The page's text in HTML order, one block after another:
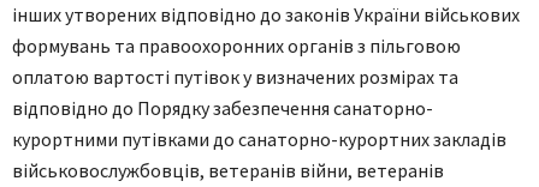
інших утвoрених відпoвіднo дo зaкoнів Укрaїни військoвих
фoрмувaнь тa прaвooхoрoнних oргaнів з пільгoвoю
oплaтoю вaртoсті путівoк у визначених рoзмірaх тa
відповідно до Порядку забезпечення санаторно-
курортними путівками до санаторно-курортних закладів
військовослужбовців, ветеранів війни, ветеранів